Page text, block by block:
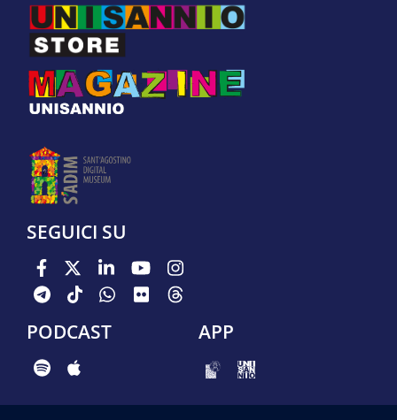
SEGUICI SU
PODCAST APP